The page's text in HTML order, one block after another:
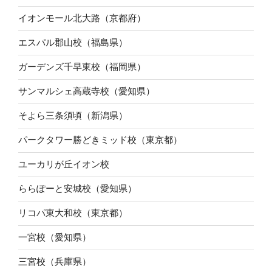
イオンモール北大路（京都府）
エスパル郡山校（福島県）
ガーデンズ千早東校（福岡県）
サンマルシェ高蔵寺校（愛知県）
そよら三条須頃（新潟県）
パークタワー勝どきミッド校（東京都）
ユーカリが丘イオン校
ららぽーと安城校（愛知県）
リコパ東大和校（東京都）
一宮校（愛知県）
三宮校（兵庫県）